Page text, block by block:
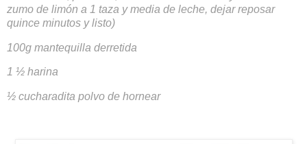
zumo de limón a 1 taza y media de leche, dejar reposar
quince minutos y listo)
100g mantequilla derretida
1 ½ harina
½ cucharadita polvo de hornear